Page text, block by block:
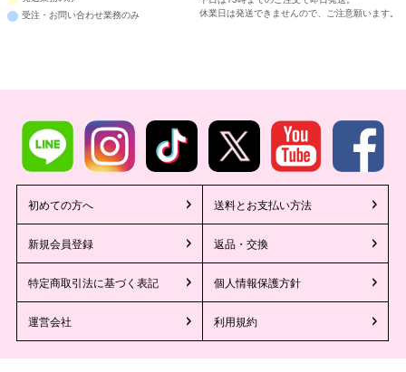
受注・お問い合わせ業務のみ
休業日は発送できませんので、ご注意願います。
初めての方へ 送料とお支払い方法
新規会員登録 返品・交換
特定商取引法に基づく表記 個人情報保護方針
運営会社 利用規約